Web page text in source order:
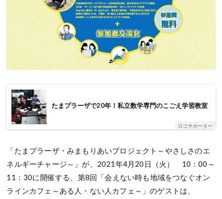
たまプラーザで20年！私立数学専門のこごえ学習教室
ロコサポーター
「たまプラーザ・みまもりあいプロジェクト～やさしさのエ
ネルギーチャージ～」が、2021年4月20日（火） 10：00～
11：30に開催する、第8回「会えない時も地域をつなぐオン
ラインカフェ～ある人・ない人カフェ～」のゲストは、